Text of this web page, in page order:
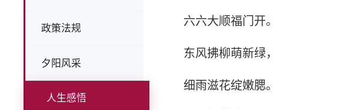
政策法规
夕阳风采
人生感悟
六六大顺福门开。
东风拂柳萌新绿，
细雨滋花绽嫩腮。